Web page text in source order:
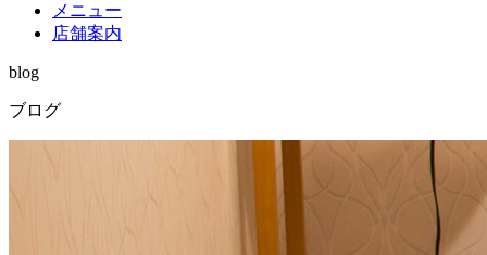
メニュー
店舗案内
blog
ブログ